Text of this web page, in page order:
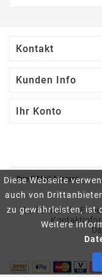
Diese Webseite
auch von
zu gewährleisten, ist
Weitere
Kontakt
Kunden Info
Ihr Konto
Sie können Ihr